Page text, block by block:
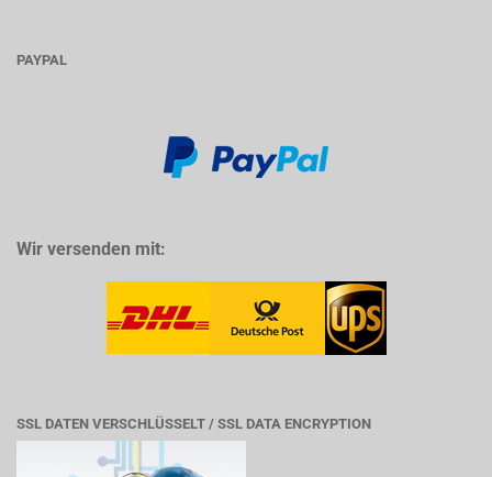
PAYPAL
Wir versenden mit:
SSL DATEN VERSCHLÜSSELT / SSL DATA ENCRYPTION